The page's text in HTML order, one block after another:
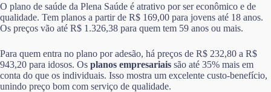
O plano de saúde da Plena Saúde é atrativo por ser econômico e de
qualidade. Tem planos a partir de R$ 169,00 para jovens até 18 anos.
Os preços vão até R$ 1.326,38 para quem tem 59 anos ou mais.
Para quem entra no plano por adesão, há preços de R$ 232,80 a R$
943,20 para idosos. Os planos empresariais são até 35% mais em
conta do que os individuais. Isso mostra um excelente custo-benefício,
unindo preço bom com serviço de qualidade.